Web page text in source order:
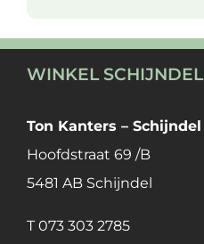
WINKEL SCHIJNDEL
Ton Kanters – Schijndel
Hoofdstraat 69 /B
5481 AB Schijndel
T 073 303 2785